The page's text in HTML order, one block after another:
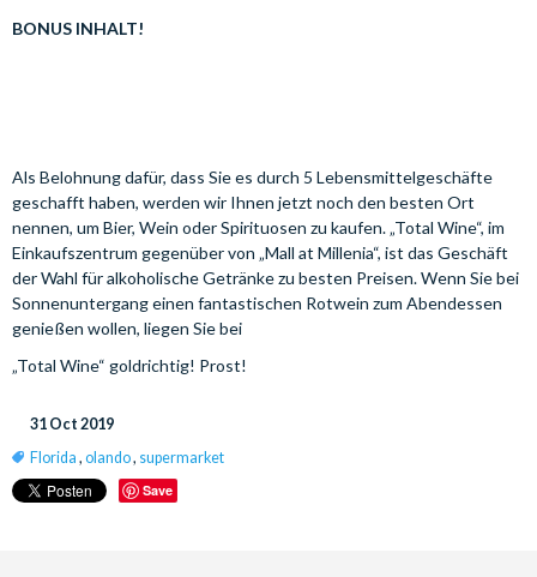
BONUS INHALT!
Als Belohnung dafür, dass Sie es durch 5 Lebensmittelgeschäfte
geschafft haben, werden wir Ihnen jetzt noch den besten Ort
nennen, um Bier, Wein oder Spirituosen zu kaufen. „Total Wine“, im
Einkaufszentrum gegenüber von „Mall at Millenia“, ist das Geschäft
der Wahl für alkoholische Getränke zu besten Preisen. Wenn Sie bei
Sonnenuntergang einen fantastischen Rotwein zum Abendessen
genießen wollen, liegen Sie bei
„Total Wine“ goldrichtig! Prost!
31 Oct 2019
Florida , olando, supermarket
Save